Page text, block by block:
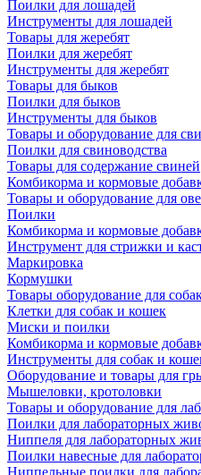
Поилки для лошадей
Инструменты для лошадей
Товары для жеребят
Поилки для жеребят
Инструменты для жеребят
Товары для быков
Поилки для быков
Инструменты для быков
Товары и оборудование для
Поилки для свиноводства
Товары для содержание свиней
Комбикорма и кормовые
Товары и оборудование для
Поилки
Комбикорма и кормовые
Инструмент для стрижки и
Маркировка
Кормушки
Товары оборудование для
Клетки для собак и кошек
Миски и поилки
Комбикорма и кормовые
Инструменты для собак и
Оборудование и товары для
Мышеловки, кротоловки
Товары и оборудование для
Поилки для лабораторных
Ниппеля для лабораторных
Поилки навесные для
Ниппельные поилки для